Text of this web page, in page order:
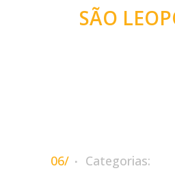
SÃO
06/ Categorias: